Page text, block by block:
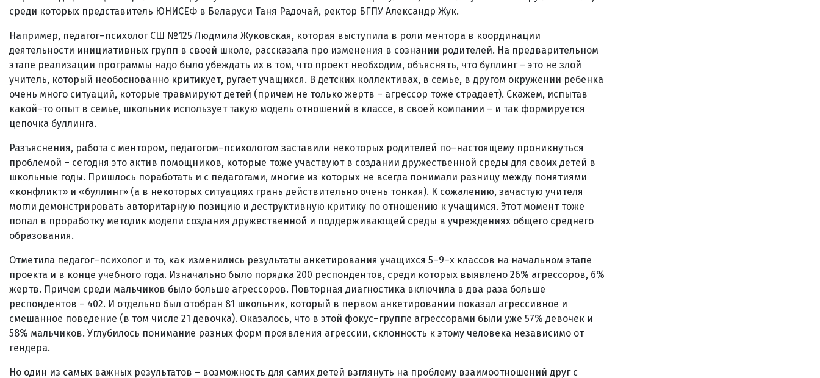
среди которых представитель ЮНИСЕФ в Беларуси Таня Радочай, ректор БГПУ Александр Жук.
Например, педагог–психолог СШ №125 Людмила Жуковская, которая выступила в роли ментора в координации
деятельности инициативных групп в своей школе, рассказала про изменения в сознании родителей. На предварительном
этапе реализации программы надо было убеждать их в том, что проект необходим, объяснять, что буллинг – это не злой
учитель, который необоснованно критикует, ругает учащихся. В детских коллективах, в семье, в другом окружении ребенка
очень много ситуаций, которые травмируют детей (причем не только жертв – агрессор тоже страдает). Скажем, испытав
какой–то опыт в семье, школьник использует такую модель отношений в классе, в своей компании – и так формируется
цепочка буллинга.
Разъяснения, работа с ментором, педагогом–психологом заставили некоторых родителей по–настоящему проникнуться
проблемой – сегодня это актив помощников, которые тоже участвуют в создании дружественной среды для своих детей в
школьные годы. Пришлось поработать и с педагогами, многие из которых не всегда понимали разницу между понятиями
«конфликт» и «буллинг» (а в некоторых ситуациях грань действительно очень тонкая). К сожалению, зачастую учителя
могли демонстрировать авторитарную позицию и деструктивную критику по отношению к учащимся. Этот момент тоже
попал в проработку методик модели создания дружественной и поддерживающей среды в учреждениях общего среднего
образования.
Отметила педагог–психолог и то, как изменились результаты анкетирования учащихся 5–9–х классов на начальном этапе
проекта и в конце учебного года. Изначально было порядка 200 респондентов, среди которых выявлено 26% агрессоров, 6%
жертв. Причем среди мальчиков было больше агрессоров. Повторная диагностика включила в два раза больше
респондентов – 402. И отдельно был отобран 81 школьник, который в первом анкетировании показал агрессивное и
смешанное поведение (в том числе 21 девочка). Оказалось, что в этой фокус–группе агрессорами были уже 57% девочек и
58% мальчиков. Углубилось понимание разных форм проявления агрессии, склонность к этому человека независимо от
гендера.
Но один из самых важных результатов – возможность для самих детей взглянуть на проблему взаимоотношений друг с